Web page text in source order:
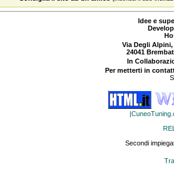
Idee e
Via Degli Alpini,
24041
In
Per metterti in
Secondi